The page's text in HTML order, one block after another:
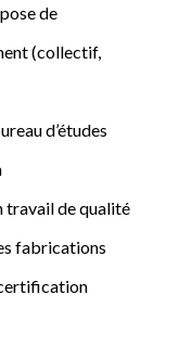
de
(collectif,
d’études
travail de qualité
fabrications